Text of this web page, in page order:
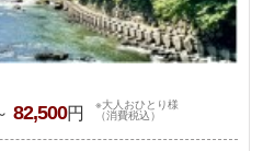
82,500円
※大人おひとり様
（消費税込）